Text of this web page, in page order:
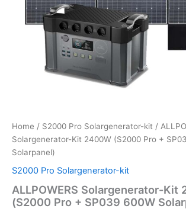
Home / S2000 Pro Solargenerator-kit /
Solargenerator-Kit 2400W (S2000 Pro +
Solarpanel)
S2000 Pro Solargenerator-kit
ALLPOWERS Solargenerator-Kit
(S2000 Pro + SP039 600W